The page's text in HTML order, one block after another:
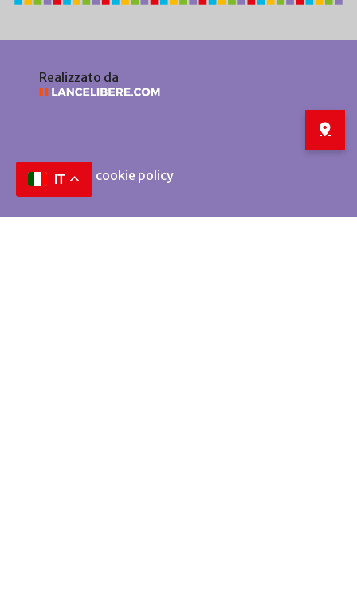
Realizzato da
Privacy e cookie policy
IT